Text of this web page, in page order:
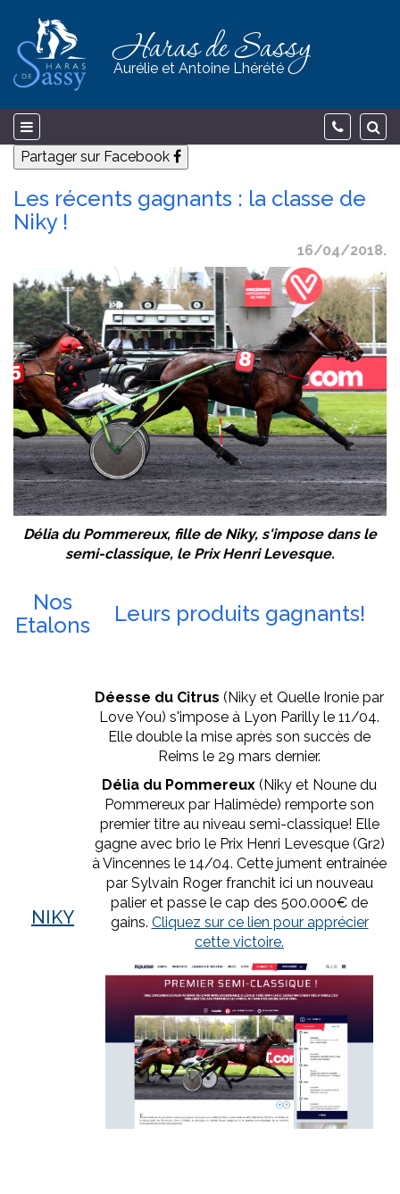
Haras de Sassy
Aurélie et Antoine Lhérété
Partager sur Facebook
Les récents gagnants : la classe de
Niky !
16/04/2018.
Délia du Pommereux, fille de Niky, s'impose dans le
semi-classique, le Prix Henri Levesque.
Nos
Etalons
Leurs produits gagnants!
NIKY
Déesse du Citrus (Niky et Quelle Ironie par
Love You) s'impose à Lyon Parilly le 11/04.
Elle double la mise après son succès de
Reims le 29 mars dernier.
Délia du Pommereux (Niky et Noune du
Pommereux par Halimède) remporte son
premier titre au niveau semi-classique! Elle
gagne avec brio le Prix Henri Levesque (Gr2)
à Vincennes le 14/04. Cette jument entrainée
par Sylvain Roger franchit ici un nouveau
palier et passe le cap des 500.000€ de
gains. Cliquez sur ce lien pour apprécier
cette victoire.